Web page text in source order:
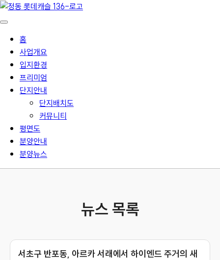
홈
사업개요
입지환경
프리미엄
단지안내
단지배치도
커뮤니티
평면도
분양안내
분양뉴스
뉴스 목록
서초구 반포동, 아르카 서래에서 하이엔드 주거의 새